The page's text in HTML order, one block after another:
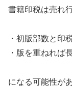
書籍印税は売れ
・初版部数と印
・版を重ねれば
になる可能性が